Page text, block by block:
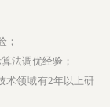
；
法调优经验；
术领域有2年以上研